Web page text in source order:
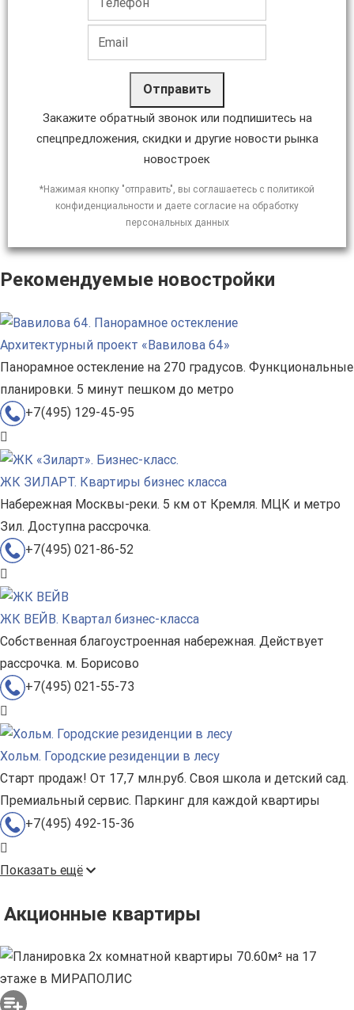
Отправить
Закажите обратный звонок или подпишитесь на
спецпредложения, скидки и другие новости рынка
новостроек
*Нажимая кнопку "отправить", вы соглашаетесь с политикой
конфиденциальности и даете согласие на обработку
персональных данных
Рекомендуемые новостройки
Архитектурный проект «Вавилова 64»
Панорамное остекление на 270 градусов. Функциональные
планировки. 5 минут пешком до метро
+7(495) 129-45-95
ЖК ЗИЛАРТ. Квартиры бизнес класса
Набережная Москвы-реки. 5 км от Кремля. МЦК и метро
Зил. Доступна рассрочка.
+7(495) 021-86-52
ЖК ВЕЙВ. Квартал бизнес-класса
Собственная благоустроенная набережная. Действует
рассрочка. м. Борисово
+7(495) 021-55-73
Хольм. Городские резиденции в лесу
Старт продаж! От 17,7 млн.руб. Своя школа и детский сад.
Премиальный сервис. Паркинг для каждой квартиры
+7(495) 492-15-36
Показать ещё
Акционные квартиры